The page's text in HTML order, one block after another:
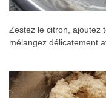
Zestez le citron, ajoutez
mélangez délicatement